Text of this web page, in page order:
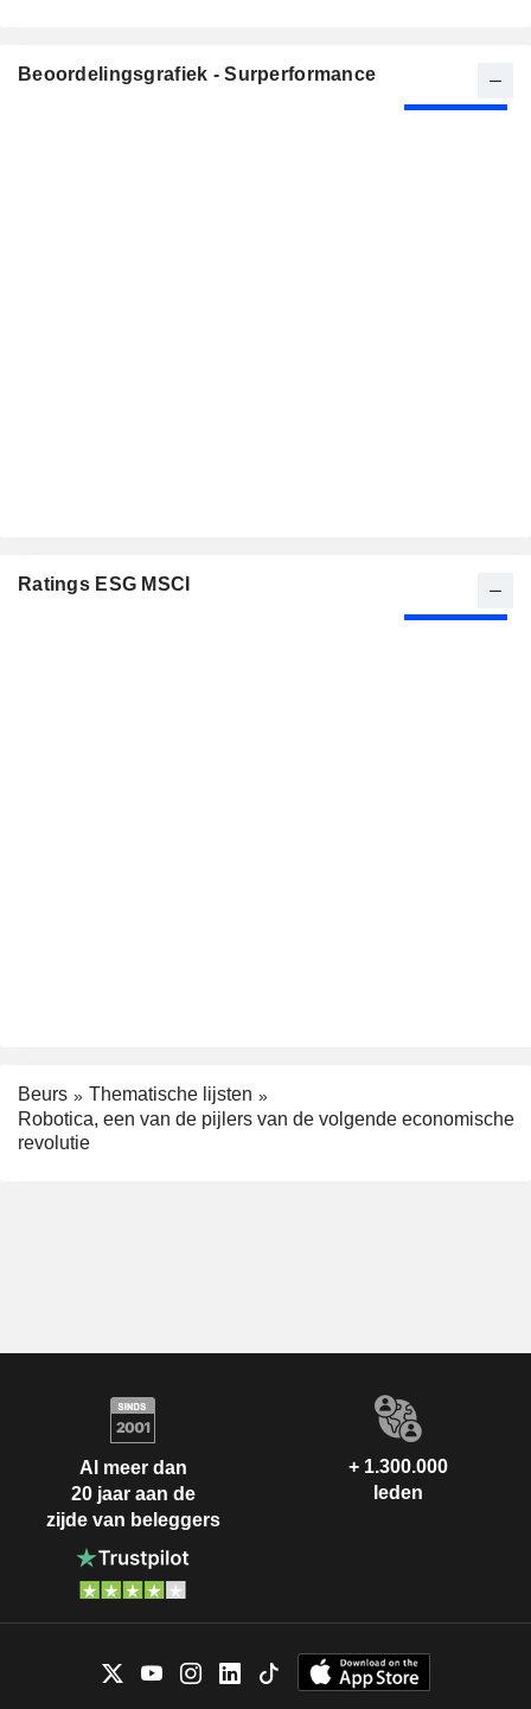
Beoordelingsgrafiek - Surperformance
Ratings ESG MSCI
Beurs
Thematische lijsten
Robotica, een van de pijlers van de volgende economische
revolutie
Al meer dan
20 jaar aan de
zijde van beleggers
+ 1.300.000
leden